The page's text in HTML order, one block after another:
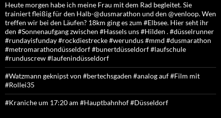
Heute morgen habe ich meine Frau mit dem Rad begleitet. Sie
trainiert fleißig für den Halb-@dusmarathon und den @venloop. Wen
treffen wir bei den Läufen? 18km ging es zum #Elbsee. Hier seht ihr
den #Sonnenaufgang zwischen #Hassels uns #Hilden . #düsselrunner
#rundayisfunday #rockdiestrecke #werundus #mmd #dusmarathon
#metromarathondüsseldorf #bunertdüsseldorf #laufschule
#runduscrew #laufenindüsseldorf
#Watzmann geknipst von #bertechsgaden #analog auf #Film mit
#Rollei35
#Kraniche um 17:20 am #Hauptbahnhof #Düsseldorf